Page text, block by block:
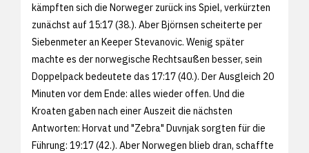
kämpften sich die Norweger zurück ins Spiel, verkürzten
zunächst auf 15:17 (38.). Aber Björnsen scheiterte per
Siebenmeter an Keeper Stevanovic. Wenig später
machte es der norwegische Rechtsaußen besser, sein
Doppelpack bedeutete das 17:17 (40.). Der Ausgleich 20
Minuten vor dem Ende: alles wieder offen. Und die
Kroaten gaben nach einer Auszeit die nächsten
Antworten: Horvat und "Zebra" Duvnjak sorgten für die
Führung: 19:17 (42.). Aber Norwegen blieb dran, schaffte